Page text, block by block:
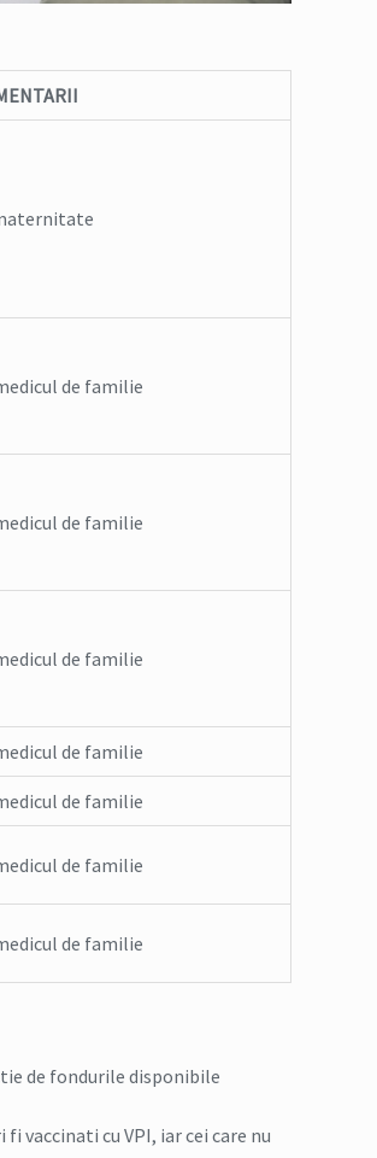
de familie
de familie
de familie
de familie
de familie
de familie
de familie
de fondurile disponibile
vaccinati cu VPI, iar cei care nu